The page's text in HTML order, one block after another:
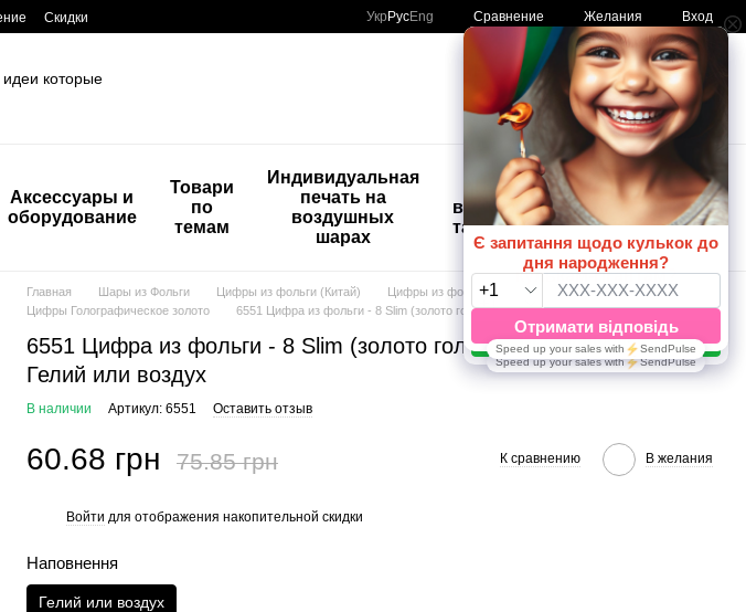
Скидки Укр РусEng Сравнение Желания Вход
Мой заказ
Аксессуары и
оборудование
Товари
по
темам
Индивидуальная
печать на
воздушных
шарах
Детские
временные
татуировки
🚨🚨🚨
Распродажа
Шары с
рисунком
😀🎈
Главная Шары из Фольги Цифры из фольги (Китай)
Цифры из фольги 40" (100 см)
Цифры Голографическое золото
6551 Цифра из фольги - 8 Slim (золото голография) (100 см), Гелий или воздух
6551 Цифра из фольги - 8 Slim (золото голография) (100 см),
Гелий или воздух
В наличии Артикул: 6551 Оставить отзыв
60.68 грн 75.85 грн К сравнению В желания
Войти для отображения накопительной скидки
Наповнення
Гелий или воздух